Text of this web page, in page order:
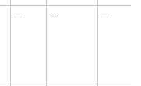
— — —